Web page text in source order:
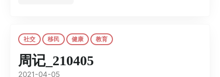
社交 移民 健康 教育
周记_210405
2021-04-05